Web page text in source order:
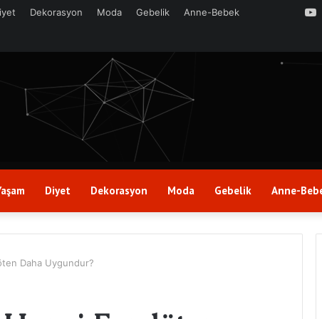
Dekorasyon Moda Gebelik Anne-Bebek
Diyet Dekorasyon Moda Gebelik Anne-
Daha Uygundur?